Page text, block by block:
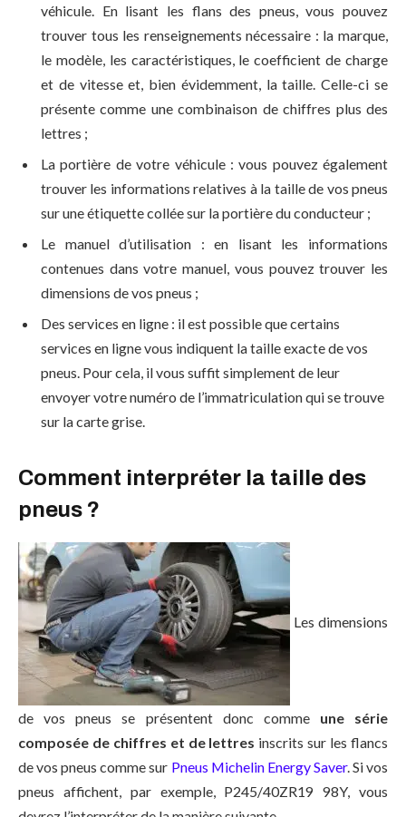
véhicule. En lisant les flans des pneus, vous pouvez
trouver tous les renseignements nécessaire : la marque,
le modèle, les caractéristiques, le coefficient de charge
et de vitesse et, bien évidemment, la taille. Celle-ci se
présente comme une combinaison de chiffres plus des
lettres ;
La portière de votre véhicule : vous pouvez également
trouver les informations relatives à la taille de vos pneus
sur une étiquette collée sur la portière du conducteur ;
Le manuel d’utilisation : en lisant les informations
contenues dans votre manuel, vous pouvez trouver les
dimensions de vos pneus ;
Des services en ligne : il est possible que certains
services en ligne vous indiquent la taille exacte de vos
pneus. Pour cela, il vous suffit simplement de leur
envoyer votre numéro de l’immatriculation qui se trouve
sur la carte grise.
Comment interpréter la taille des
pneus ?
Les dimensions
de vos pneus se présentent donc comme une série
composée de chiffres et de lettres inscrits sur les flancs
de vos pneus comme sur Pneus Michelin Energy Saver. Si vos
pneus affichent, par exemple, P245/40ZR19 98Y, vous